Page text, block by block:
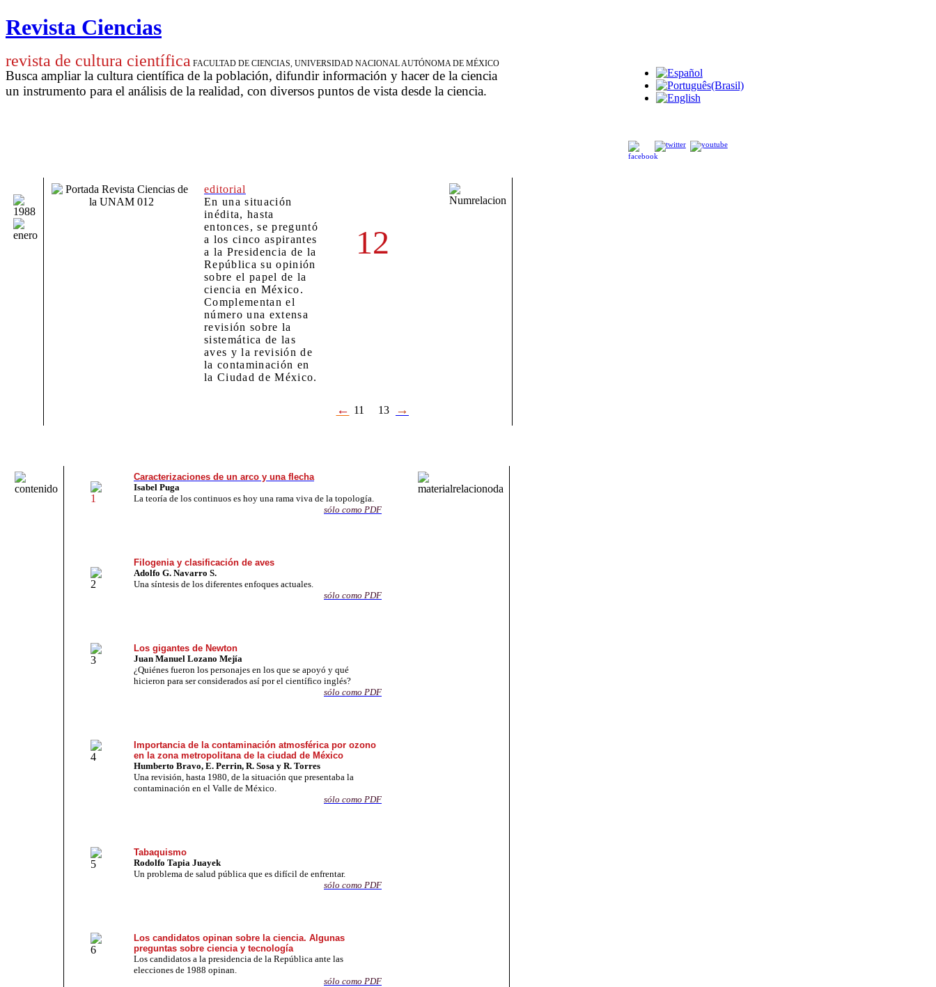
Revista Ciencias
revista de cultura científica FACULTAD DE CIENCIAS, UNIVERSIDAD NACIONAL AUTÓNOMA DE MÉXICO
Busca ampliar la cultura científica de la población, difundir información y hacer de la ciencia
un instrumento para el análisis de la realidad, con diversos puntos de vista desde la ciencia.
editorial
En una situación
inédita, hasta
entonces, se preguntó
a los cinco aspirantes
a la Presidencia de la
República su opinión
sobre el papel de la
ciencia en México.
Complementan el
número una extensa
revisión sobre la
sistemática de las
aves y la revisión de
la contaminación en
la Ciudad de México.
12
← 11 13 →
Caracterizaciones de un arco y una flecha
Isabel Puga
La teoría de los continuos es hoy una rama viva de la topología.
sólo como PDF
Filogenia y clasificación de aves
Adolfo G. Navarro S.
Una síntesis de los diferentes enfoques actuales.
sólo como PDF
Los gigantes de Newton
Juan Manuel Lozano Mejía
¿Quiénes fueron los personajes en los que se apoyó y qué
hicieron para ser considerados así por el científico inglés?
sólo como PDF
Importancia de la contaminación atmosférica por ozono
en la zona metropolitana de la ciudad de México
Humberto Bravo, E. Perrin, R. Sosa y R. Torres
Una revisión, hasta 1980, de la situación que presentaba la
contaminación en el Valle de México.
sólo como PDF
Tabaquismo
Rodolfo Tapia Juayek
Un problema de salud pública que es difícil de enfrentar.
sólo como PDF
Los candidatos opinan sobre la ciencia. Algunas
preguntas sobre ciencia y tecnología
Los candidatos a la presidencia de la República ante las
elecciones de 1988 opinan.
sólo como PDF